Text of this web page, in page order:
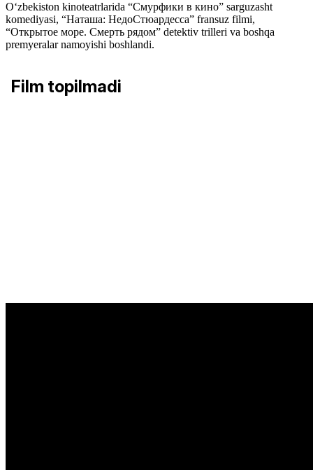
Oʻzbekiston kinoteatrlarida “Смурфики в кино” sarguzasht
komediyasi, “Наташа: НедоСтюардесса” fransuz filmi,
“Открытое море. Смерть рядом” detektiv trilleri va boshqa
premyeralar namoyishi boshlandi.